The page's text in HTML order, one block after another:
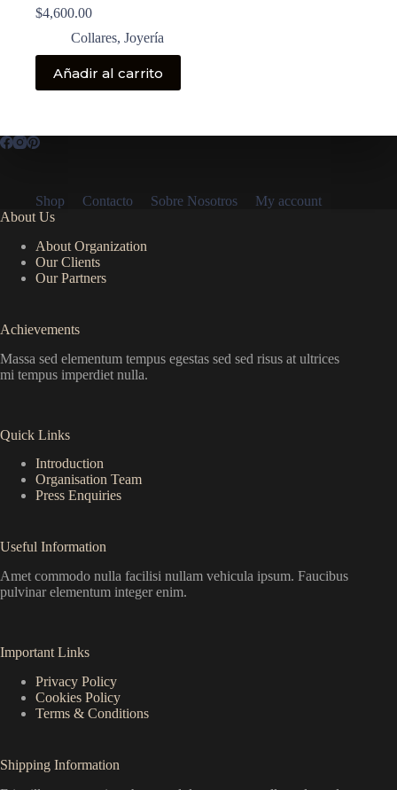
$4,600.00
Collares, Joyería
Añadir al carrito
Shop Contacto Sobre Nosotros
My account
About Us
About Organization
Our Clients
Our Partners
Achievements
Massa sed elementum tempus egestas sed sed risus at ultrices
mi tempus imperdiet nulla.
Quick Links
Introduction
Organisation Team
Press Enquiries
Useful Information
Amet commodo nulla facilisi nullam vehicula ipsum. Faucibus
pulvinar elementum integer enim.
Important Links
Privacy Policy
Cookies Policy
Terms & Conditions
Shipping Information